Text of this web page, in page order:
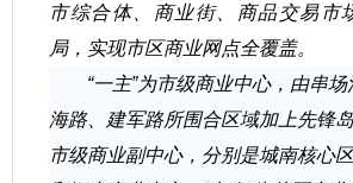
市综合体、
商业街、
商品交易市
局， 实现市区商业网点全覆盖。
“一主”为市级商业中心， 由串场
海路、
建军路所围合区域加上先锋岛
市级商业副中心， 分别是城南核心